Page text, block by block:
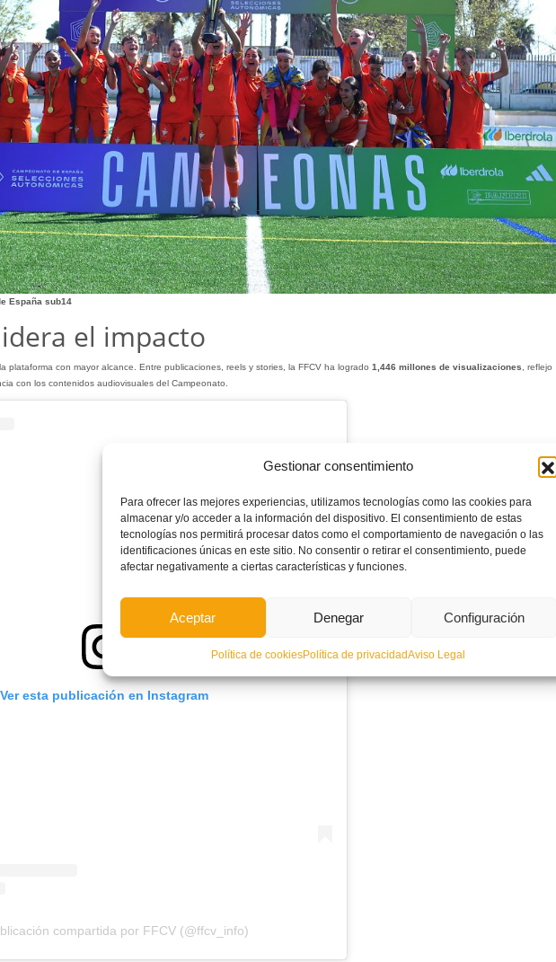
Gestionar consentimiento
Para ofrecer las mejores experiencias, utilizamos tecnologías como las cookies para
almacenar y/o acceder a la información del dispositivo. El consentimiento de estas
tecnologías nos permitirá procesar datos como el comportamiento de navegación o las
identificaciones únicas en este sitio. No consentir o retirar el consentimiento, puede
afectar negativamente a ciertas características y funciones.
Aceptar Denegar Configuración
Política de cookiesPolítica de privacidadAviso Legal
España sub14
el impacto
plataforma con mayor alcance. Entre publicaciones, reels y stories, la FFCV ha logrado 1,446 millones de visualizaciones, reflejo
con los contenidos audiovisuales del Campeonato.
Ver esta publicación en Instagram
compartida por FFCV (@ffcv_info)